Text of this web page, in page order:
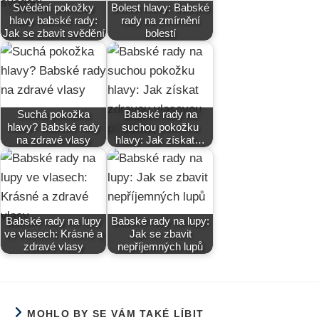
Svědění pokožky
hlavy babské rady:
Jak se zbavit svědění
Bolest hlavy: Babské
rady na zmírnění
bolestí
Suchá pokožka
hlavy? Babské rady
na zdravé vlasy
Babské rady na
suchou pokožku
hlavy: Jak získat…
Babské rady na lupy
ve vlasech: Krásné a
zdravé vlasy
Babské rady na lupy:
Jak se zbavit
nepříjemných lupů
MOHLO BY SE VÁM TAKÉ LÍBIT